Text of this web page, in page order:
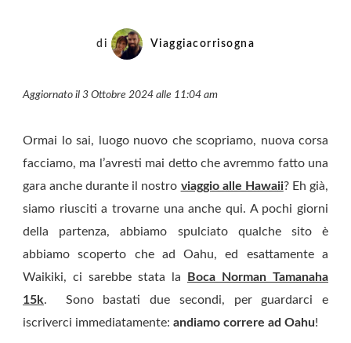
di Viaggiacorrisogna
Aggiornato il 3 Ottobre 2024 alle 11:04 am
Ormai lo sai, luogo nuovo che scopriamo, nuova corsa
facciamo, ma l’avresti mai detto che avremmo fatto una
gara anche durante il nostro viaggio alle Hawaii? Eh già,
siamo riusciti a trovarne una anche qui. A pochi giorni
della partenza, abbiamo spulciato qualche sito è
abbiamo scoperto che ad Oahu, ed esattamente a
Waikiki, ci sarebbe stata la
Boca Norman Tamanaha
15k. Sono bastati due secondi, per guardarci e
iscriverci immediatamente: andiamo correre ad Oahu!